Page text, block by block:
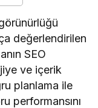
değerlendirilen
SEO
ve içerik
planlama ile
performansını